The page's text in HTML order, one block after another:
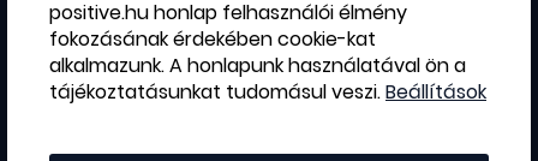
LEGO
positive.hu honlap felhasználói élmény
fokozásának érdekében cookie-kat
alkalmazunk. A honlapunk használatával ön a
tájékoztatásunkat tudomásul veszi.Beállítások